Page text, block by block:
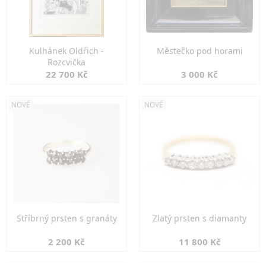
Kulhánek Oldřich -
Rozcvička
22 700 Kč
Městečko pod horami
3 000 Kč
NOVÉ
Stříbrný prsten s granáty
2 200 Kč
NOVÉ
Zlatý prsten s diamanty
11 800 Kč